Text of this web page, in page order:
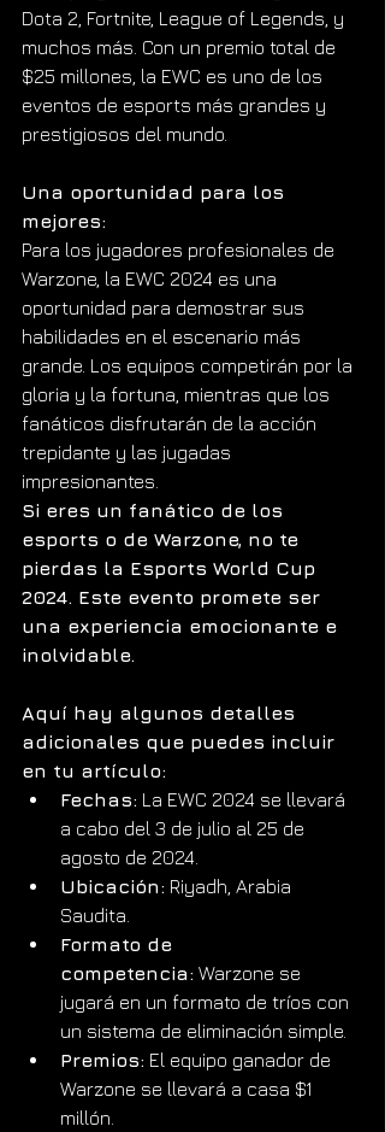
Dota 2, Fortnite, League of Legends, y
muchos más. Con un premio total de
$25 millones, la EWC es uno de los
eventos de esports más grandes y
prestigiosos del mundo.
Una oportunidad para los
mejores:
Para los jugadores profesionales de
Warzone, la EWC 2024 es una
oportunidad para demostrar sus
habilidades en el escenario más
grande. Los equipos competirán por la
gloria y la fortuna, mientras que los
fanáticos disfrutarán de la acción
trepidante y las jugadas
impresionantes.
Si eres un fanático de los
esports o de Warzone, no te
pierdas la Esports World Cup
2024. Este evento promete ser
una experiencia emocionante e
inolvidable.
Aquí hay algunos detalles
adicionales que puedes incluir
en tu artículo:
Fechas: La EWC 2024 se llevará
a cabo del 3 de julio al 25 de
agosto de 2024.
Ubicación: Riyadh, Arabia
Saudita.
Formato de
competencia: Warzone se
jugará en un formato de tríos con
un sistema de eliminación simple.
Premios: El equipo ganador de
Warzone se llevará a casa $1
millón.